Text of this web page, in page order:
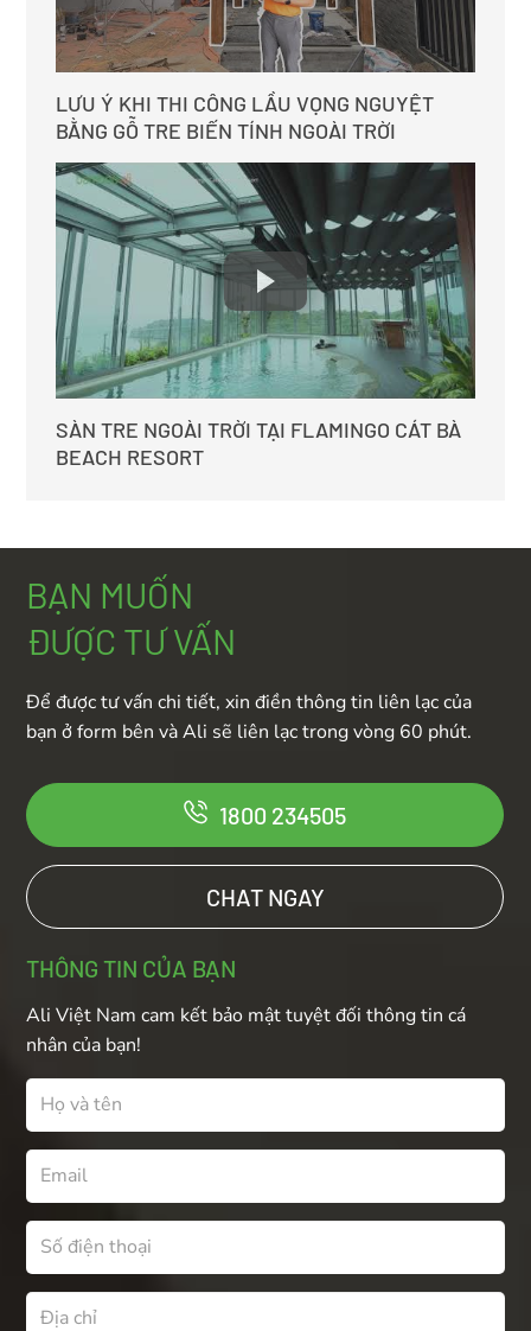
LƯU Ý KHI THI CÔNG LẦU VỌNG NGUYỆT
BẰNG GỖ TRE BIẾN TÍNH NGOÀI TRỜI
SÀN TRE NGOÀI TRỜI TẠI FLAMINGO CÁT BÀ
BEACH RESORT
BẠN MUỐN
ĐƯỢC TƯ VẤN
Để được tư vấn chi tiết, xin điền thông tin liên lạc của
bạn ở form bên và Ali sẽ liên lạc trong vòng 60 phút.
1800 234505
CHAT NGAY
THÔNG TIN CỦA BẠN
Ali Việt Nam cam kết bảo mật tuyệt đối thông tin cá
nhân của bạn!